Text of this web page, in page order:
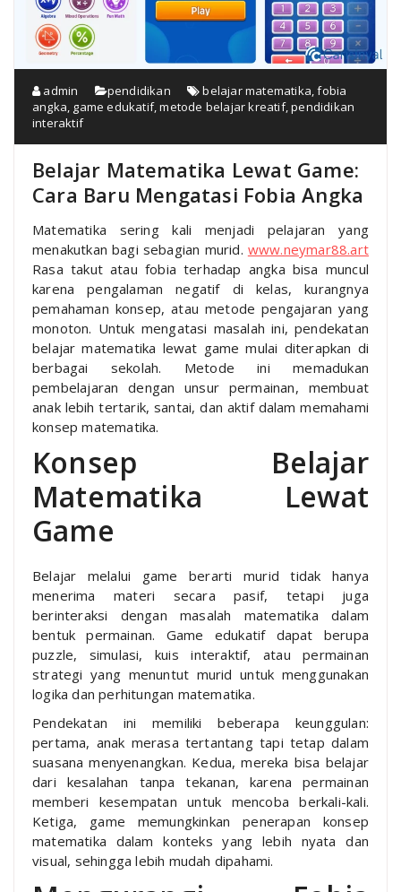
admin pendidikan belajar matematika ,fobia
angka game edukatif,metode belajar kreatif,pendidikan
interaktif
Belajar Matematika Lewat Game:
Cara Baru Mengatasi Fobia Angka
Matematika sering kali menjadi pelajaran yang
menakutkan bagi sebagian murid. www.neymar88.art
Rasa takut atau fobia terhadap angka bisa muncul
karena pengalaman negatif di kelas, kurangnya
pemahaman konsep, atau metode pengajaran yang
monoton. Untuk mengatasi masalah ini, pendekatan
belajar matematika lewat game mulai diterapkan di
berbagai sekolah. Metode ini memadukan
pembelajaran dengan unsur permainan, membuat
anak lebih tertarik, santai, dan aktif dalam memahami
konsep matematika.
Konsep Belajar
Matematika Lewat
Game
Belajar melalui game berarti murid tidak hanya
menerima materi secara pasif, tetapi juga
berinteraksi dengan masalah matematika dalam
bentuk permainan. Game edukatif dapat berupa
puzzle, simulasi, kuis interaktif, atau permainan
strategi yang menuntut murid untuk menggunakan
logika dan perhitungan matematika.
Pendekatan ini memiliki beberapa keunggulan:
pertama, anak merasa tertantang tapi tetap dalam
suasana menyenangkan. Kedua, mereka bisa belajar
dari kesalahan tanpa tekanan, karena permainan
memberi kesempatan untuk mencoba berkali-kali.
Ketiga, game memungkinkan penerapan konsep
matematika dalam konteks yang lebih nyata dan
visual, sehingga lebih mudah dipahami.